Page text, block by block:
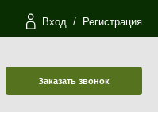
Вход / Регистрация
Заказать звонок